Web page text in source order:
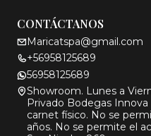
CONTÁCTANOS
Maricatspa@gmail.com
+56958125689
56958125689
Showroom. Lunes a
Privado Bodegas
carnet físico. No se
años. No se permite el